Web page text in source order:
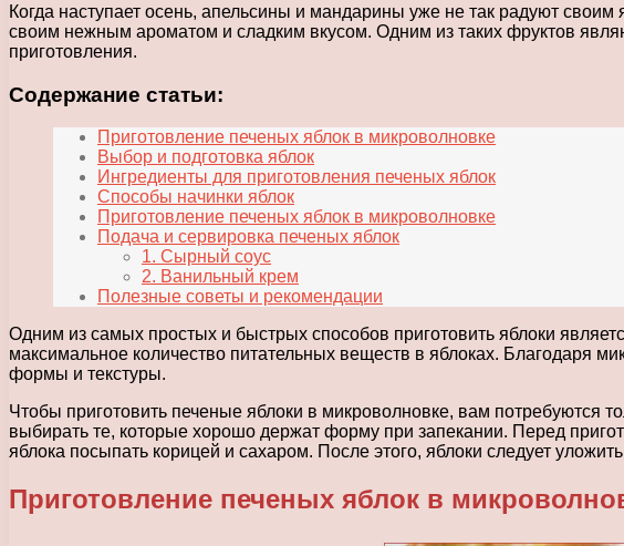
Когда наступает осень, апельсины и мандарины уже не так радуют
своим нежным ароматом и сладким вкусом. Одним из таких фруктов
приготовления.
Содержание статьи:
Приготовление печеных яблок в микроволновке
Выбор и подготовка яблок
Ингредиенты для приготовления печеных яблок
Способы начинки яблок
Приготовление печеных яблок в микроволновке
Подача и сервировка печеных яблок
1. Сырный соус
2. Ванильный крем
Полезные советы и рекомендации
Одним из самых простых и быстрых способов приготовить яблоки
максимальное количество питательных веществ в яблоках. Благодаря
формы и текстуры.
Чтобы приготовить печеные яблоки в микроволновке, вам потребуются
выбирать те, которые хорошо держат форму при запекании. Перед
яблока посыпать корицей и сахаром. После этого, яблоки следует
Приготовление печеных яблок в